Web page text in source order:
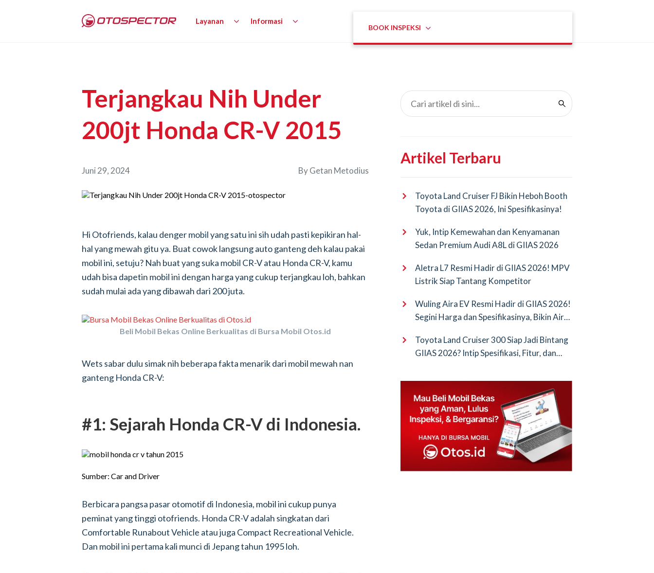
Layanan Informasi
Terjangkau Nih Under
200jt Honda CR-V 2015
Juni 29, 2024 ByGetan Metodius
Hi Otofriends, kalau denger mobil yang satu ini sih udah pasti kepikiran hal-
hal yang mewah gitu ya. Buat cowok langsung auto ganteng deh kalau pakai
mobil ini, setuju? Nah buat yang suka mobil CR-V atau Honda CR-V, kamu
udah bisa dapetin mobil ini dengan harga yang cukup terjangkau loh, bahkan
sudah mulai ada yang dibawah dari 200 juta.
Beli Mobil Bekas Online Berkualitas di Bursa Mobil Otos.id
Wets sabar dulu simak nih beberapa fakta menarik dari mobil mewah nan
ganteng Honda CR-V:
#1: Sejarah Honda CR-V di Indonesia.
Sumber: Car and Driver
Berbicara pangsa pasar otomotif di Indonesia, mobil ini cukup punya
peminat yang tinggi otofriends. Honda CR-V adalah singkatan dari
Comfortable Runabout Vehicle atau juga Compact Recreational Vehicle.
Dan mobil ini pertama kali munci di Jepang tahun 1995 loh.
Artikel Terbaru
Toyota Land Cruiser FJ Bikin Heboh Booth
Toyota di GIIAS 2026, Ini Spesifikasinya!
Yuk, Intip Kemewahan dan Kenyamanan
Sedan Premium Audi A8L di GIIAS 2026
Aletra L7 Resmi Hadir di GIIAS 2026! MPV
Listrik Siap Tantang Kompetitor
Wuling Aira EV Resmi Hadir di GIIAS 2026!
Segini Harga dan Spesifikasinya, Bikin Air
Toyota Land Cruiser 300 Siap Jadi Bintang
GIIAS 2026? Intip Spesifikasi, Fitur, dan
BOOK INSPEKSI